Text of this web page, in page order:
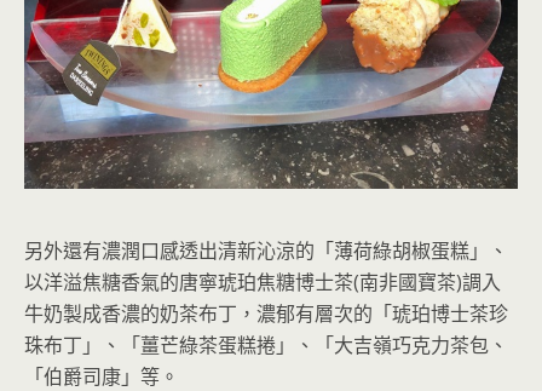
另外還有濃潤口感透出清新沁涼的「薄荷綠胡椒蛋糕」、
以洋溢焦糖香氣的唐寧琥珀焦糖博士茶(南非國寶茶)調入
牛奶製成香濃的奶茶布丁，濃郁有層次的「琥珀博士茶珍
珠布丁」、「薑芒綠茶蛋糕捲」、「大吉嶺巧克力茶包、
「伯爵司康」等。